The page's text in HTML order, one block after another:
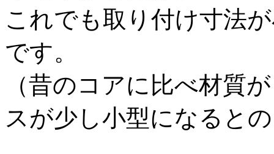
これでも取り付け寸法
です。
（昔のコアに比べ材質
スが少し小型になると